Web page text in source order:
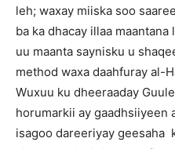
leh; waxay miiska soo
ba ka dhacay illaa
uu maanta saynisku u
method waxa daahfuray al-
Wuxuu ku dheeraaday
horumarkii ay gaadhsiiyeen
isagoo dareeriyay geesaha